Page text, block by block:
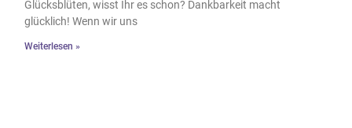
Glücksblüten, wisst Ihr es schon? Dankbarkeit macht
glücklich! Wenn wir uns
Weiterlesen »